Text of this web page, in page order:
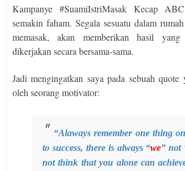
Kampanye #SuamiIstriMasak Kecap
semakin faham. Segala sesuatu dalam
memasak, akan memberikan hasil
dikerjakan secara bersama-sama.
Jadi mengingatkan saya pada sebuah quote
oleh seorang motivator:
“Alaways remember one thing
to success, there is always “we” not
not think that you alone can